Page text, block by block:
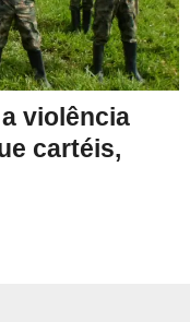
violência
cartéis,